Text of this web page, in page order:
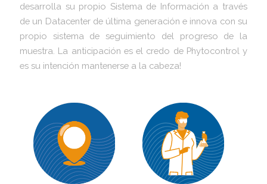
desarrolla su propio Sistema de Información a través
de un Datacenter de última generación e innova con su
propio sistema de seguimiento del progreso de la
muestra. La anticipación es el credo de Phytocontrol y
es su intención mantenerse a la cabeza!